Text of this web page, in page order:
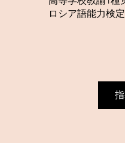
ロシア語能力検